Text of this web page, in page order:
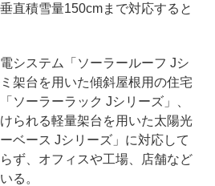
直積雪量150cmまで対応すると
システム「ソーラールーフ Jシ
架台を用いた傾斜屋根用の住宅
ソーラーラック Jシリーズ」、
られる軽量架台を用いた太陽光
ベース Jシリーズ」に対応して
ず、オフィスや工場、店舗など
る。